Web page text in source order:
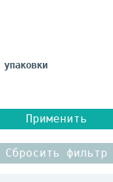
Применить
Сбросить фильтр